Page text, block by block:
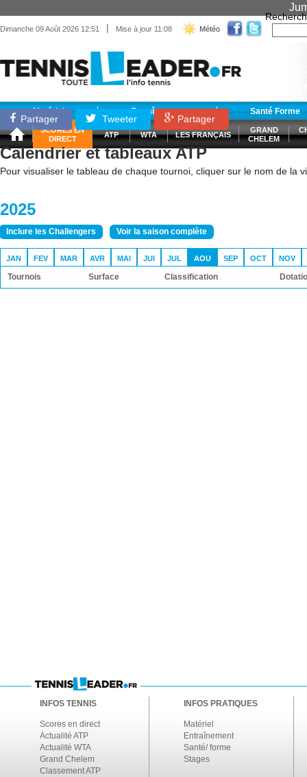
Dimanche 09 Août 2026 12:51 | Mise à jour 11:08 Météo
Matériel Entraînement Santé Forme
SCORES EN
DIRECT
ATP WTA LES FRANÇAIS
GRAND
CHELEM
Partager Tweeter Partager
Calendrier et tableaux ATP
Pour visualiser le tableau de chaque tournoi, cliquer sur le nom de la
2025
Inclure les Challengers Voir la saison complète
JAN FEV MAR AVR MAI JUI JUL AOU SEP OCT NOV
Tournois Surface Classification
INFOS TENNIS
Scores en direct
Actualité ATP
Actualité WTA
Grand Chelem
Classement ATP
INFOS PRATIQUES
Matériel
Entraînement
Santé/ forme
Stages